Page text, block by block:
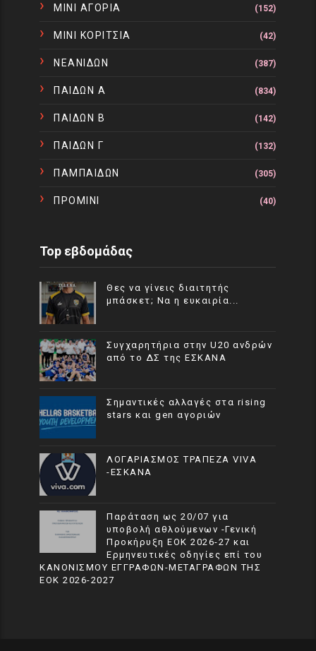
ΜΙΝΙ ΑΓΟΡΙΑ (152)
ΜΙΝΙ ΚΟΡΙΤΣΙΑ (42)
ΝΕΑΝΙΔΩΝ (387)
ΠΑΙΔΩΝ Α (834)
ΠΑΙΔΩΝ Β (142)
ΠΑΙΔΩΝ Γ (132)
ΠΑΜΠΑΙΔΩΝ (305)
ΠΡΟΜΙΝΙ (40)
Top εβδομάδας
Θες να γίνεις διαιτητής
μπάσκετ; Να η ευκαιρία...
Συγχαρητήρια στην U20 ανδρών
από το ΔΣ της ΕΣΚΑΝΑ
Σημαντικές αλλαγές στα rising
stars και gen αγοριών
ΛΟΓΑΡΙΑΣΜΟΣ ΤΡΑΠΕΖΑ VIVA
-ΕΣΚΑΝΑ
Παράταση ως 20/07 για
υποβολή αθλούμενων -Γενική
Προκήρυξη ΕΟΚ 2026-27 και
Ερμηνευτικές οδηγίες επί του
ΚΑΝΟΝΙΣΜΟΥ ΕΓΓΡΑΦΩΝ-ΜΕΤΑΓΡΑΦΩΝ ΤΗΣ
ΕΟΚ 2026-2027